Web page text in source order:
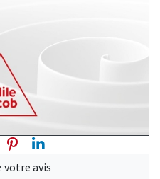
TwitterPinterest
Linkedin
avis